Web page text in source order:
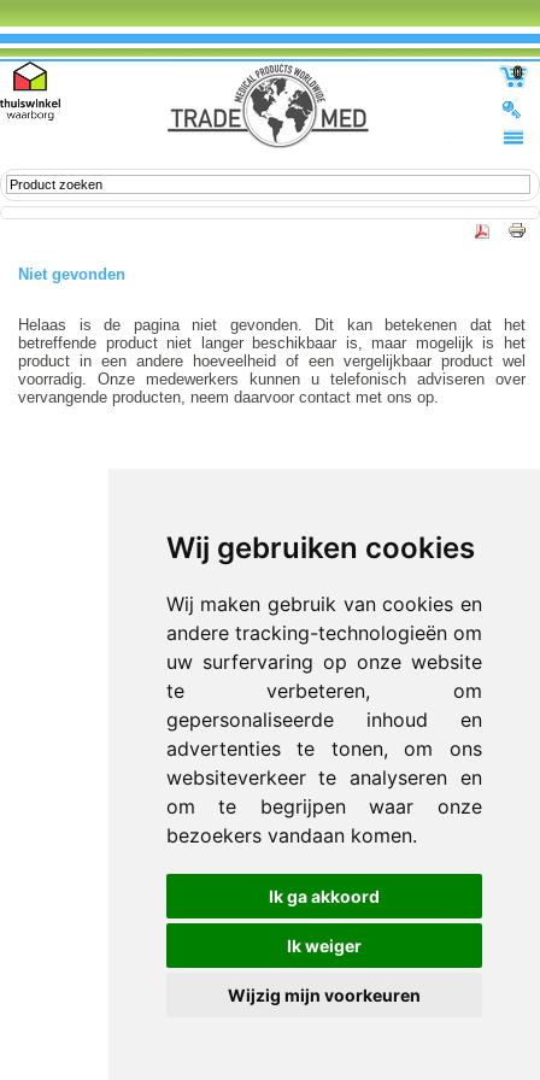
Wij gebruiken cookies
Wij maken gebruik van cookies en
andere tracking-technologieën om
uw surfervaring op onze website
te verbeteren, om
gepersonaliseerde inhoud en
advertenties te tonen, om ons
websiteverkeer te analyseren en
om te begrijpen waar onze
bezoekers vandaan komen.
Ik ga akkoord
Ik weiger
Wijzig mijn voorkeuren
0
Niet gevonden
Helaas is de pagina niet gevonden. Dit kan betekenen dat het
betreffende product niet langer beschikbaar is, maar mogelijk is het
product in een andere hoeveelheid of een vergelijkbaar product wel
voorradig. Onze medewerkers kunnen u telefonisch adviseren over
vervangende producten, neem daarvoor contact met ons op.